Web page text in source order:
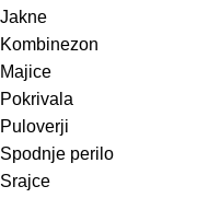
Jakne
Kombinezon
Majice
Pokrivala
Puloverji
Spodnje perilo
Srajce